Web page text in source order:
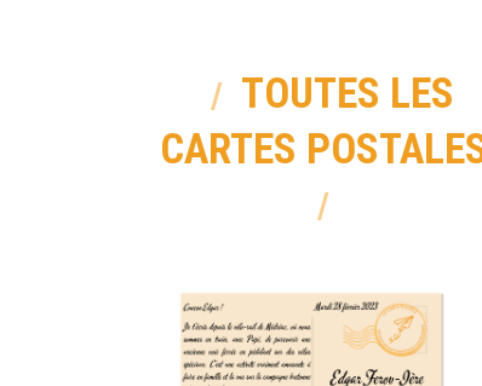
TOUTES LES
CARTES